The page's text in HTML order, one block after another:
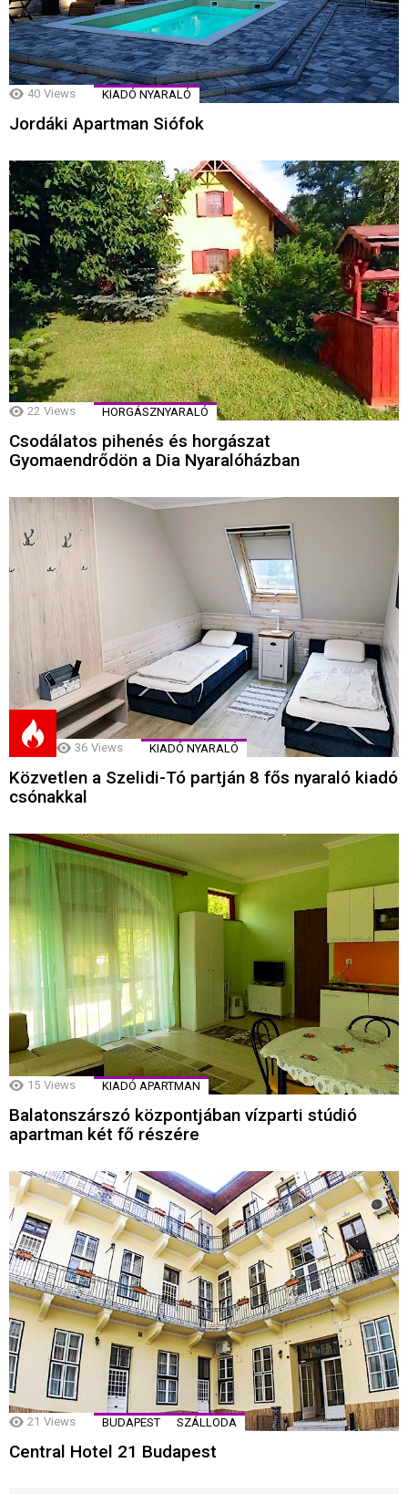
40 Views KIADÓ NYARALÓ
Jordáki Apartman Siófok
22 Views HORGÁSZNYARALÓ
Csodálatos pihenés és horgászat
Gyomaendrődön a Dia Nyaralóházban
36 Views KIADÓ NYARALÓ
Közvetlen a Szelidi-Tó partján 8 fős nyaraló kiadó
csónakkal
15 Views KIADÓ APARTMAN
Balatonszárszó központjában vízparti stúdió
apartman két fő részére
21 Views BUDAPEST SZÁLLODA
Central Hotel 21 Budapest